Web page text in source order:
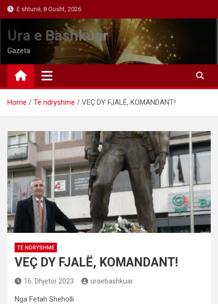
Skip
to
content
E shtunë, 8 Gusht, 2026
Ura e Bashkuar
Gazeta
Home Të ndryshme VEÇ DY FJALË, KOMANDANT!
TË NDRYSHME
VEÇ DY FJALË, KOMANDANT!
16. Dhjetor 2023 uraebashkuar
Nga Fetah Sheholli